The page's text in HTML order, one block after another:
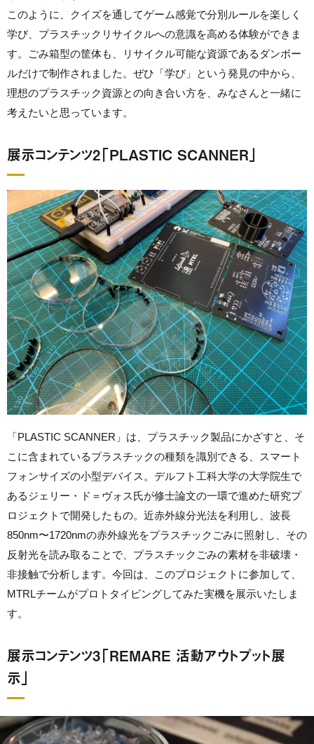
このように、クイズを通してゲーム感覚で分別ルールを楽しく
学び、プラスチックリサイクルへの意識を高める体験ができま
す。ごみ箱型の筐体も、リサイクル可能な資源であるダンボー
ルだけで制作されました。ぜひ「学び」という発見の中から、
理想のプラスチック資源との向き合い方を、みなさんと一緒に
考えたいと思っています。
展示コンテンツ2「PLASTIC SCANNER」
「PLASTIC SCANNER」は、プラスチック製品にかざすと、そ
こに含まれているプラスチックの種類を識別できる、スマート
フォンサイズの小型デバイス。デルフト工科大学の大学院生で
あるジェリー・ド＝ヴォス氏が修士論文の一環で進めた研究プ
ロジェクトで開発したもの。近赤外線分光法を利用し、波長
850nm〜1720nmの赤外線光をプラスチックごみに照射し、その
反射光を読み取ることで、プラスチックごみの素材を非破壊・
非接触で分析します。今回は、このプロジェクトに参加して、
MTRLチームがプロトタイピングしてみた実機を展示いたしま
す。
展示コンテンツ3「REMARE 活動アウトプット展
示」